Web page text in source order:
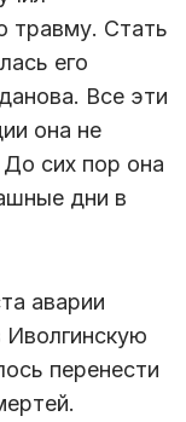
травму. Стать
его
Все эти
она не
сих пор она
дни в
аварии
Иволгинскую
перенести